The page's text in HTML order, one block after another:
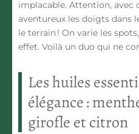
implacable. Attention, avec
aventureux les doigts dans
le terrain ! On varie les
effet. Voilà un duo qui ne
Les huiles
élégance :
girofle et citron